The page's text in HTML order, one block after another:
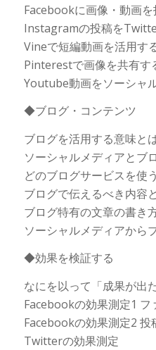
Facebookに画像・動画を
Instagramの投稿を
Vineで短編動画を活用す
Pinterestで画像を共有す
Youtube動画をソーシャ
◆ブログ・コンテンツ
ブログを活用する意味と
ソーシャルメディアとブ
どのブログサービスを使
ブログで伝えるべき内容
ブログ特有の文章の書き
ソーシャルメディアから
◆効果を検証する
なにを以って「成果が出
Facebookの効果測定1 フ
Facebookの効果測定2 投
Twitterの効果測定